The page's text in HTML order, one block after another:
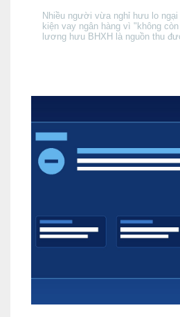
Nhiều người vừa nghỉ hưu lo
kiện vay ngân hàng vì "không
lương hưu BHXH là nguồn thu